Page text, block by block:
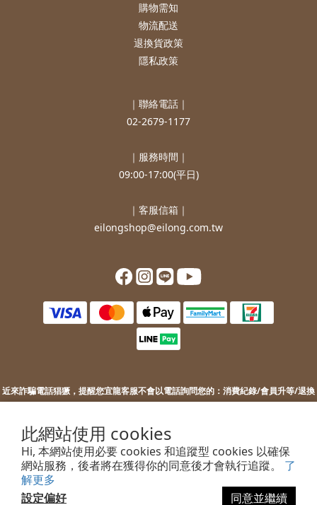
此網站使用 cookies
Hi, 本網站使用必要 cookies 和追蹤型 cookies 以確保
網站服務，後者將在獲得你的同意後才會執行追蹤。 了
解更多
設定偏好
同意並繼續
購物需知
物流配送
退換貨政策
隱私政策
｜聯絡電話｜
02-2679-1177
｜服務時間｜
09:00-17:00(平日)
｜客服信箱｜
eilongshop@eilong.com.tw
近來詐騙電話猖獗，提醒您宜龍客服不會以電話詢問您的： 消費紀錄/會員升等/退換
若您接到不明來電，索取您的銀行資訊或進行ATM操作，請勿上當。
若您有任何問題或需要協助，歡迎聯絡客服。